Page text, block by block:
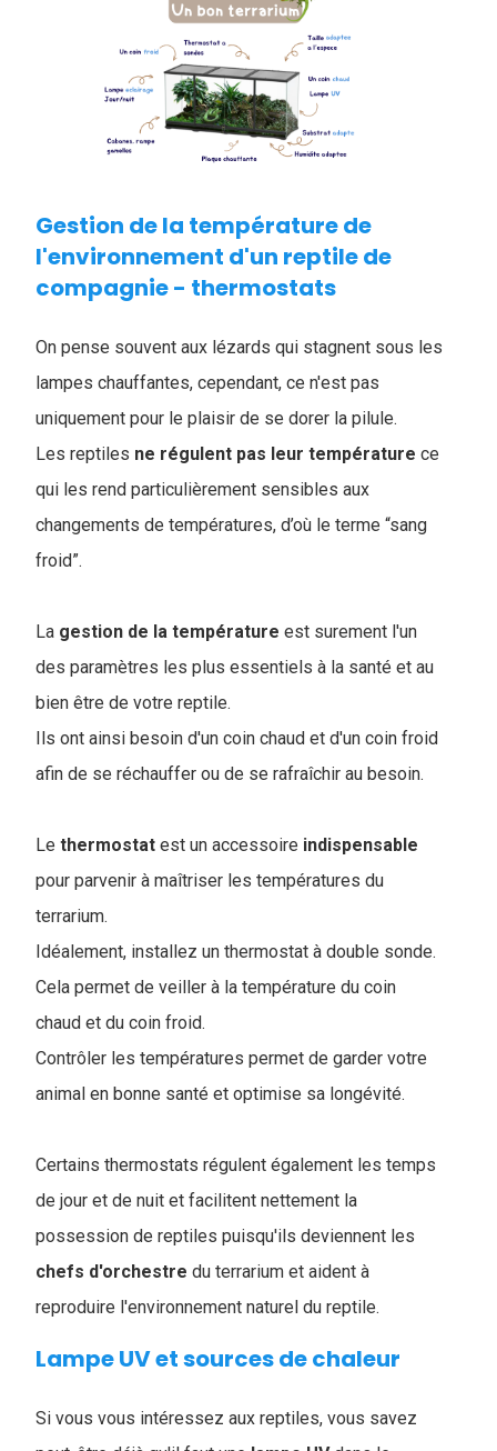
Gestion de la température de
l'environnement d'un reptile de
compagnie - thermostats
On pense souvent aux lézards qui stagnent sous les
lampes chauffantes, cependant, ce n'est pas
uniquement pour le plaisir de se dorer la pilule.
Les reptiles ne régulent pas leur température ce
qui les rend particulièrement sensibles aux
changements de températures, d’où le terme “sang
froid”.
La gestion de la température est surement l'un
des paramètres les plus essentiels à la santé et au
bien être de votre reptile.
Ils ont ainsi besoin d'un coin chaud et d'un coin froid
afin de se réchauffer ou de se rafraîchir au besoin.
Le thermostat est un accessoire indispensable
pour parvenir à maîtriser les températures du
terrarium.
Idéalement, installez un thermostat à double sonde.
Cela permet de veiller à la température du coin
chaud et du coin froid.
Contrôler les températures permet de garder votre
animal en bonne santé et optimise sa longévité.
Certains thermostats régulent également les temps
de jour et de nuit et facilitent nettement la
possession de reptiles puisqu'ils deviennent les
chefs d'orchestre du terrarium et aident à
reproduire l'environnement naturel du reptile.
Lampe UV et sources de chaleur
Si vous vous intéressez aux reptiles, vous savez